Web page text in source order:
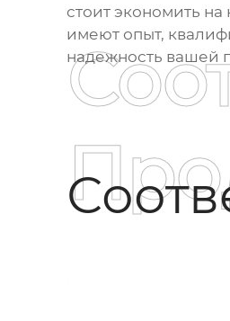
стоит экономить
имеют опыт,
надежность вашей